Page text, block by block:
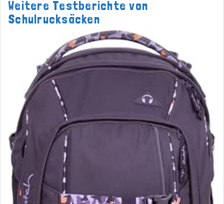
Weitere Testberichte von
Schulrucksäcken